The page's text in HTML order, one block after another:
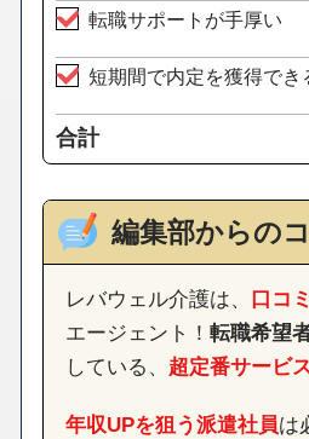
転職サポートが手厚い
短期間で内定を獲得でき
合計
編集部からの
レバウェル介護は、 口コ
エージェント！ 転職希望
している、 超定番サービ
年収UPを狙う派遣社員は